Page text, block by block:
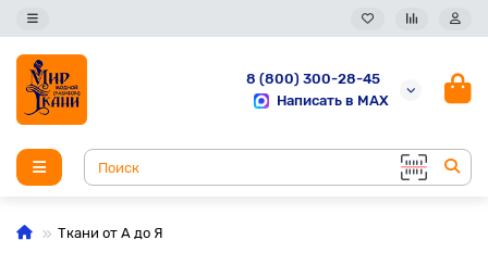
8 (800) 300-28-45
Написать в MAX
Ткани от А до Я